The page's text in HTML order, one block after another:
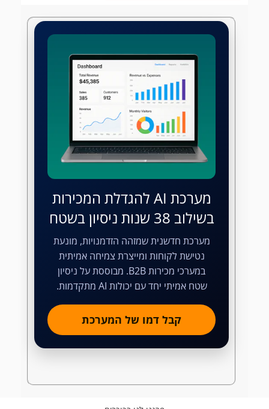
מערכת AI להגדלת המכירות
בשילוב 38 שנות ניסיון בשטח
מערכת חדשנית שמזהה הזדמנויות, מונעת
נטישת לקוחות ומייצרת צמיחה אמיתית
במערכי מכירות B2B. מבוססת על ניסיון
שטח אמיתי יחד עם יכולות AI מתקדמות.
קבל דמו של המערכת